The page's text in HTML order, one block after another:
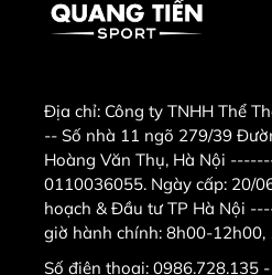
Địa chỉ: Công ty TNHH Thể
-- Số nhà 11 ngõ 279/39
Hoàng Văn Thụ, Hà Nội
0110036055. Ngày cấp: 20/
hoạch & Đầu tư TP Hà Nội
giờ hành chính: 8h00-12h00,
Số điện thoại: 0986.728.135